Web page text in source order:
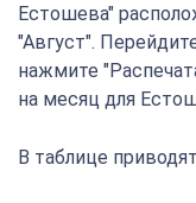
Естошева"
"Август".
нажмите
на месяц для
В таблице